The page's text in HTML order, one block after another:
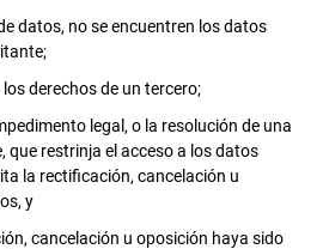
datos, no se encuentren los datos
derechos de un tercero;
legal, o la resolución de una
que restrinja el acceso a los datos
la rectificación, cancelación u
y
cancelación u oposición haya sido